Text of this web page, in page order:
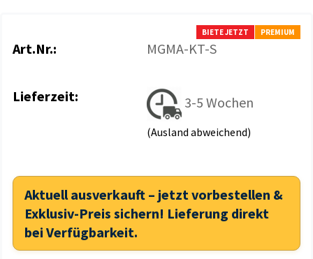
BIETE JETZT PREMIUM
Art.Nr.: MGMA-KT-S
Lieferzeit: 3-5 Wochen
(Ausland abweichend)
Aktuell ausverkauft – jetzt vorbestellen &
Exklusiv-Preis sichern! Lieferung direkt
bei Verfügbarkeit.